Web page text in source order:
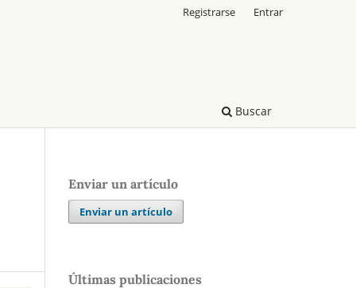
Buscar
Registrarse Entrar
Enviar un artículo
Enviar un artículo
Últimas publicaciones